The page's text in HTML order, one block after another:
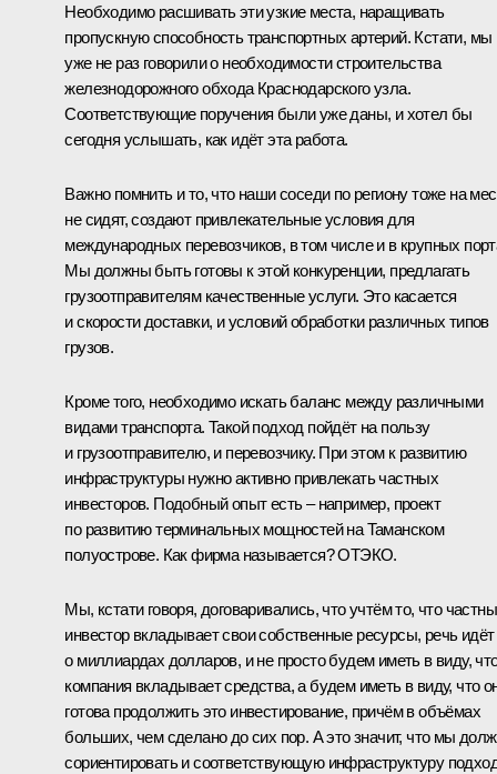
Необходимо расшивать эти узкие места, наращивать
пропускную способность транспортных артерий. Кстати, мы
уже не раз говорили о необходимости строительства
железнодорожного обхода Краснодарского узла.
Соответствующие поручения были уже даны, и хотел бы
сегодня услышать, как идёт эта работа.
Важно помнить и то, что наши соседи по региону тоже на
не сидят, создают привлекательные условия для
международных перевозчиков, в том числе и в крупных
Мы должны быть готовы к этой конкуренции, предлагать
грузоотправителям качественные услуги. Это касается
и скорости доставки, и условий обработки различных типов
грузов.
Кроме того, необходимо искать баланс между различными
видами транспорта. Такой подход пойдёт на пользу
и грузоотправителю, и перевозчику. При этом к развитию
инфраструктуры нужно активно привлекать частных
инвесторов. Подобный опыт есть – например, проект
по развитию терминальных мощностей на Таманском
полуострове. Как фирма называется? ОТЭКО.
Мы, кстати говоря, договаривались, что учтём то, что
инвестор вкладывает свои собственные ресурсы, речь идёт
о миллиардах долларов, и не просто будем иметь в виду,
компания вкладывает средства, а будем иметь в виду, что
готова продолжить это инвестирование, причём в объёмах
больших, чем сделано до сих пор. А это значит, что мы
сориентировать и соответствующую инфраструктуру